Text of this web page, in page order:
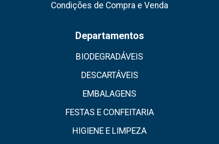
Condições de Compra e Venda
Departamentos
BIODEGRADÁVEIS
DESCARTÁVEIS
EMBALAGENS
FESTAS E CONFEITARIA
HIGIENE E LIMPEZA